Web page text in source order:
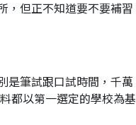
，但正不知道要不要補習
是筆試跟口試時間，千萬
都以第一選定的學校為基